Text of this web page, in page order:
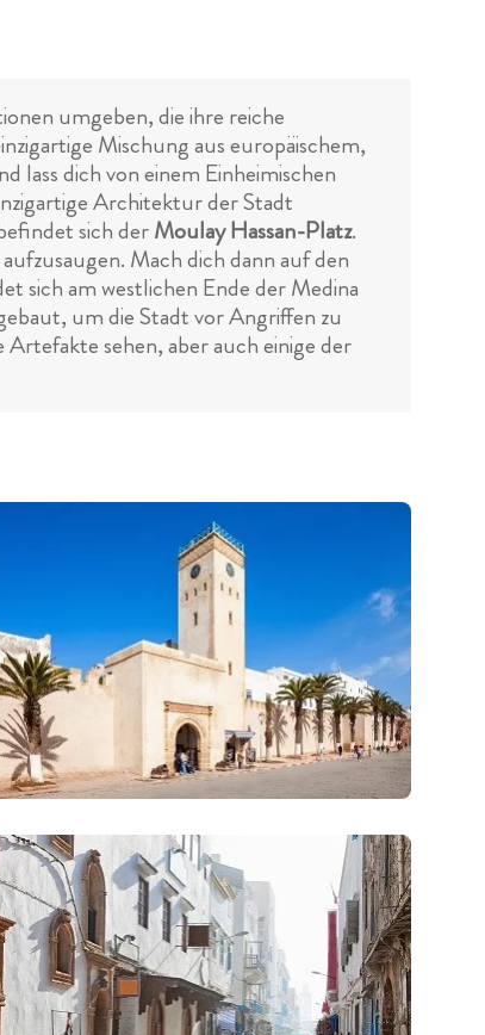
umgeben, die ihre reiche
Mischung aus europäischem,
lass dich von einem Einheimischen
Architektur der Stadt
sich derMoulay Hassan-Platz.
Mach dich dann auf den
sich am westlichen Ende der Medina
um die Stadt vor Angriffen zu
sehen, aber auch einige der